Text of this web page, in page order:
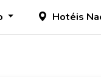
Hotéis